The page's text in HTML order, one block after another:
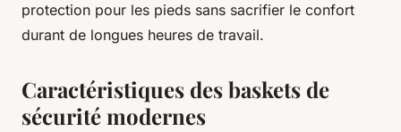
protection pour les pieds sans sacrifier le confort
durant de longues heures de travail.
Caractéristiques des baskets de
sécurité modernes